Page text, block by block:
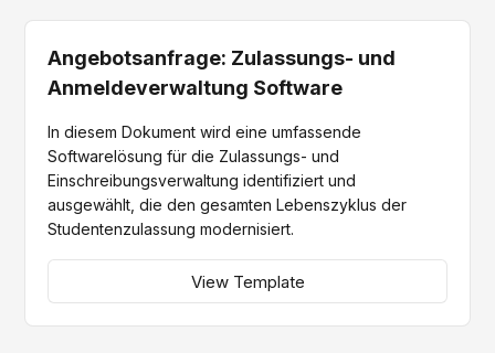
Angebotsanfrage: Zulassungs- und
Anmeldeverwaltung Software
In diesem Dokument wird eine umfassende
Softwarelösung für die Zulassungs- und
Einschreibungsverwaltung identifiziert und
ausgewählt, die den gesamten Lebenszyklus der
Studentenzulassung modernisiert.
View Template